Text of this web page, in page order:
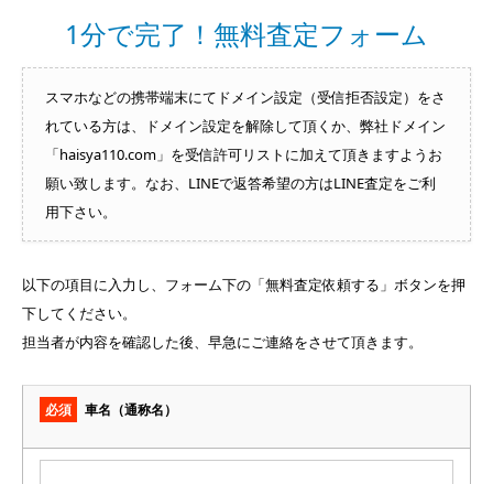
1分で完了！無料査定フォーム
スマホなどの携帯端末にてドメイン設定（受信拒否設定）をさ
れている方は、ドメイン設定を解除して頂くか、弊社ドメイン
「haisya110.com」を受信許可リストに加えて頂きますようお
願い致します。なお、LINEで返答希望の方はLINE査定をご利
用下さい。
以下の項目に入力し、フォーム下の「無料査定依頼する」ボタンを押
下してください。
担当者が内容を確認した後、早急にご連絡をさせて頂きます。
必須 車名（通称名）